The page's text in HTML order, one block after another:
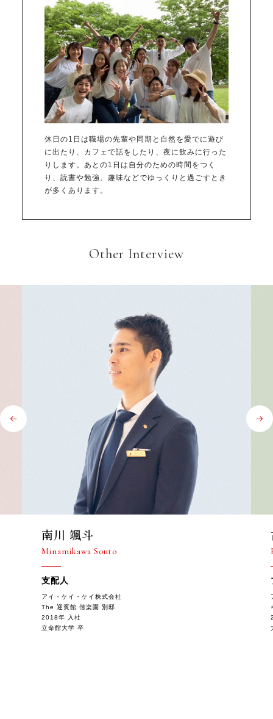
休日の1日は職場の先輩や同期と自然を愛でに遊び
に出たり、カフェで話をしたり、夜に飲みに行った
りします。あとの1日は自分のための時間をつく
り、読書や勉強、趣味などでゆっくりと過ごすとき
が多くあります。
Other Interview
古谷 真雅
Furutani Shinga
アイ・ケイ・ケイ株式会社
キャナルサイドララシャンス
2023年 入社
大阪大学 卒